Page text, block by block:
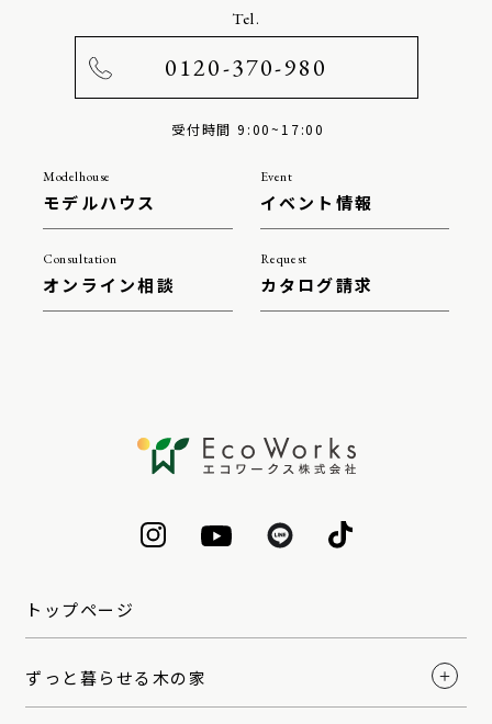
Tel.
0120-370-980
受付時間 9:00~17:00
Modelhouse
モデルハウス
Event
イベント情報
Consultation
オンライン相談
Request
カタログ請求
トップページ
ずっと暮らせる木の家